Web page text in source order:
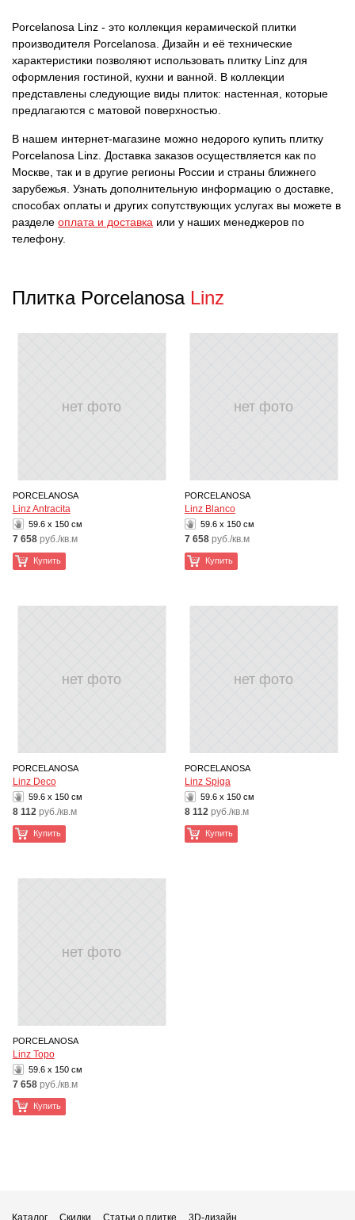
Porcelanosa Linz - это коллекция керамической плитки
производителя Porcelanosa. Дизайн и её технические
характеристики позволяют использовать плитку Linz для
оформления гостиной, кухни и ванной. В коллекции
представлены следующие виды плиток: настенная, которые
предлагаются с матовой поверхностью.
В нашем интернет-магазине можно недорого купить плитку
Porcelanosa Linz. Доставка заказов осуществляется как по
Москве, так и в другие регионы России и страны ближнего
зарубежья. Узнать дополнительную информацию о доставке,
способах оплаты и других сопутствующих услугах вы можете в
разделе оплата и доставка или у наших менеджеров по
телефону.
Плитка Porcelanosa Linz
нет фото
PORCELANOSA
Linz Antracita
59.6 x 150 см
7 658 руб./кв.м
Купить
нет фото
PORCELANOSA
Linz Blanco
59.6 x 150 см
7 658 руб./кв.м
Купить
нет фото
PORCELANOSA
Linz Deco
59.6 x 150 см
8 112 руб./кв.м
Купить
нет фото
PORCELANOSA
Linz Spiga
59.6 x 150 см
8 112 руб./кв.м
Купить
нет фото
PORCELANOSA
Linz Topo
59.6 x 150 см
7 658 руб./кв.м
Купить
Каталог Скидки Статьи о плитке 3D-дизайн